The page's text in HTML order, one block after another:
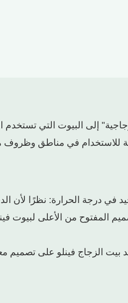
إلى البيوت التي تستخدم
للاستخدام في مناطق وظروف
المفتوح من الأعلى